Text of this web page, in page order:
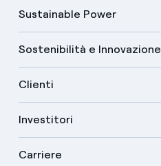
Sustainable Power
Sostenibilità e Innovazione
Clienti
Investitori
Carriere